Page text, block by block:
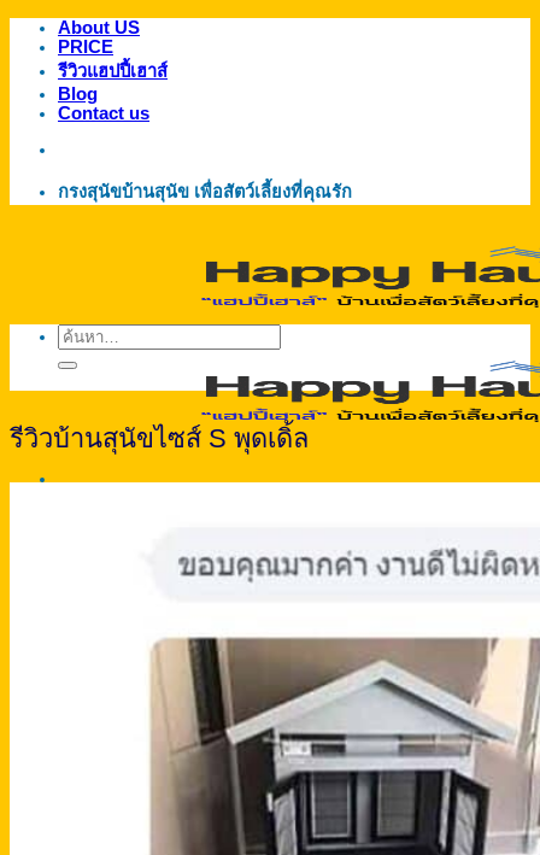
ข้าม
เนื้อหา
About US
PRICE
รีวิวแฮปปี้เฮาส์
Blog
Contact us
กรงสุนัขบ้านสุนัข เพื่อสัตว์เลี้ยงที่คุณรัก
ค้นหา:
รีวิวบ้านสุนัขไซส์ S พุดเดิ้ล